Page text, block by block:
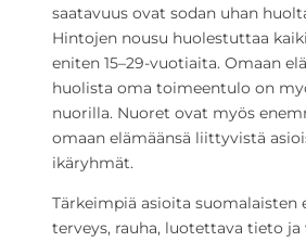
saatavuus ovat sodan uhan
Hintojen nousu huolestuttaa
eniten 15–29-vuotiaita. Omaan
huolista oma toimeentulo on
nuorilla. Nuoret ovat myös
omaan elämäänsä liittyvistä
ikäryhmät.
Tärkeimpiä asioita suomalaisten
terveys, rauha, luotettava tieto ja